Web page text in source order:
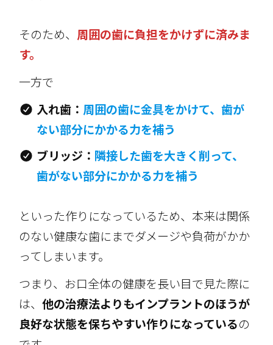
そのため、 周囲の歯に負担をかけずに済みま
す。
一方で
入れ歯： 周囲の歯に金具をかけて、歯が
ない部分にかかる力を補う
ブリッジ： 隣接した歯を大きく削って、
歯がない部分にかかる力を補う
といった作りになっているため、本来は関係
のない健康な歯にまでダメージや負荷がかか
ってしまいます。
つまり、お口全体の健康を長い目で見た際に
は、他の治療法よりもインプラントのほうが
良好な状態を保ちやすい作りになっているの